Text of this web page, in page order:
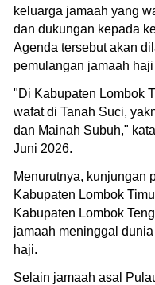
keluarga jamaah yang
dan dukungan kepada
Agenda tersebut akan
pemulangan jamaah
"Di Kabupaten Lombok
wafat di Tanah Suci,
dan Mainah Subuh,"
Juni 2026.
Menurutnya, kunjungan
Kabupaten Lombok
Kabupaten Lombok
jamaah meninggal
haji.
Selain jamaah asal